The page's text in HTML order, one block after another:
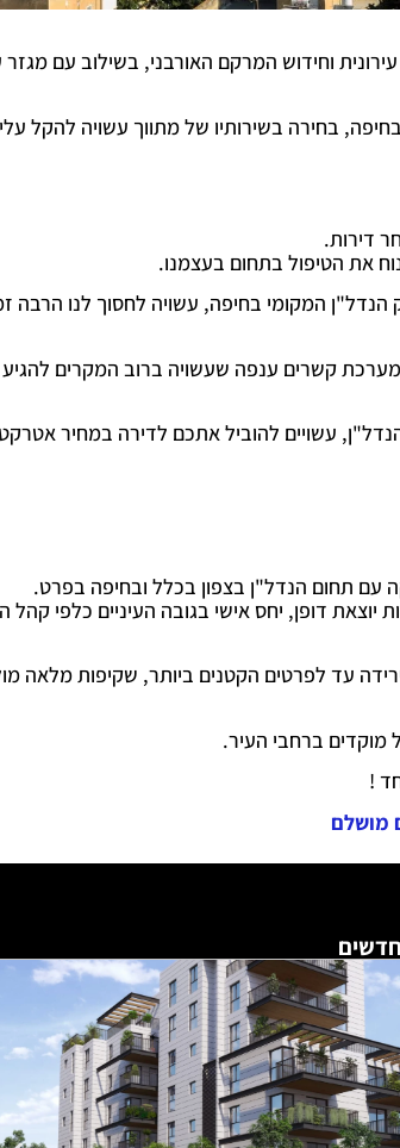
וחידוש המרקם האורבני, בשילוב עם מגזר
בחירה בשירותיו של מתווך עשויה להקל
דירות.
את הטיפול בתחום בעצמנו.
הנדל"ן המקומי בחיפה, עשויה לחסוך לנו הרבה
קשרים ענפה שעשויה ברוב המקרים
עשויים להוביל אתכם לדירה במחיר
דופן, יחס אישי בגובה העיניים כלפי קהל
עד לפרטים הקטנים ביותר, שקיפות מלאה
מוקדים ברחבי העיר.
!
מושלם